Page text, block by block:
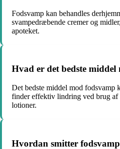
Fodsvamp kan behandles
svampedræbende cremer og
apoteket.
Hvad er det bedste middel
Det bedste middel mod fodsvamp
finder effektiv lindring ved brug af
lotioner.
Hvordan smitter